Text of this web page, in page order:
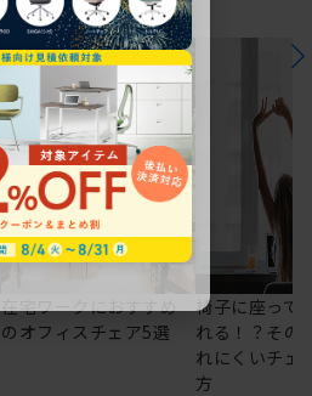
在宅ワークにおすすめ
のオフィスチェア5選
椅子に座って
れる！？その
れにくいチェ
方